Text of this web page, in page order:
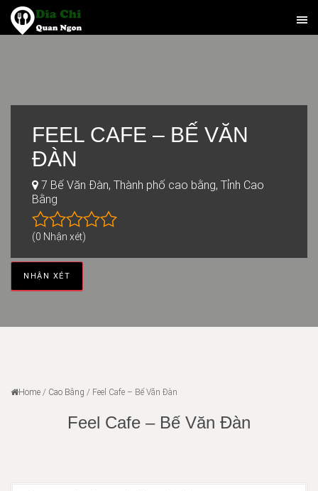
FEEL CAFE – BẾ VĂN
ĐÀN
7 Bế Văn Đàn, Thành phố cao bằng, Tỉnh Cao
Bằng
(0 Nhận xét)
NHẬN XÉT
Home / Cao Bằng / Feel Cafe – Bế Văn Đàn
Feel Cafe – Bế Văn Đàn